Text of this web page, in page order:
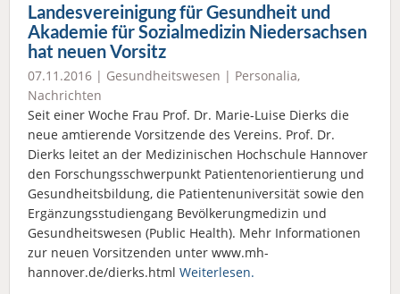
Landesvereinigung für Gesundheit und
Akademie für Sozialmedizin Niedersachsen
hat neuen Vorsitz
07.11.2016 | Gesundheitswesen | Personalia,
Nachrichten
Seit einer Woche Frau Prof. Dr. Marie-Luise Dierks die
neue amtierende Vorsitzende des Vereins. Prof. Dr.
Dierks leitet an der Medizinischen Hochschule Hannover
den Forschungsschwerpunkt Patientenorientierung und
Gesundheitsbildung, die Patientenuniversität sowie den
Ergänzungsstudiengang Bevölkerungmedizin und
Gesundheitswesen (Public Health). Mehr Informationen
zur neuen Vorsitzenden unter www.mh-
hannover.de/dierks.html Weiterlesen.